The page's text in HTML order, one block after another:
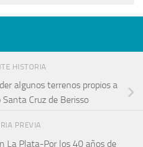
HISTORIA
algunos terrenos propios a
Cruz de Berisso
PREVIA
La Plata-Por los 40 años de